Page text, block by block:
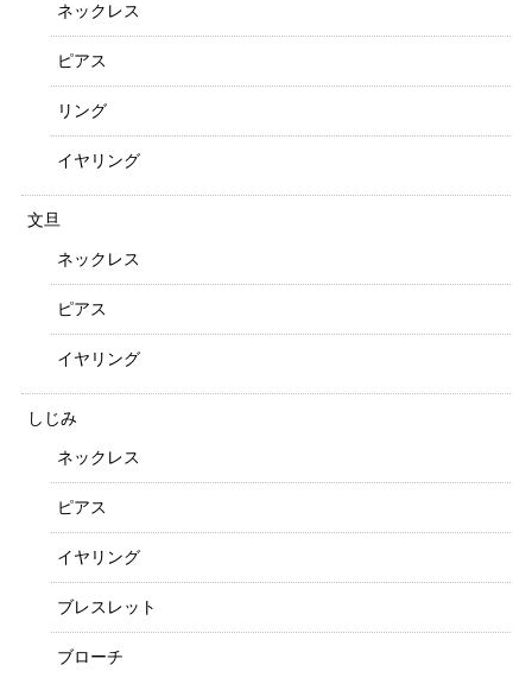
ネックレス
ピアス
リング
イヤリング
文旦
ネックレス
ピアス
イヤリング
しじみ
ネックレス
ピアス
イヤリング
ブレスレット
ブローチ